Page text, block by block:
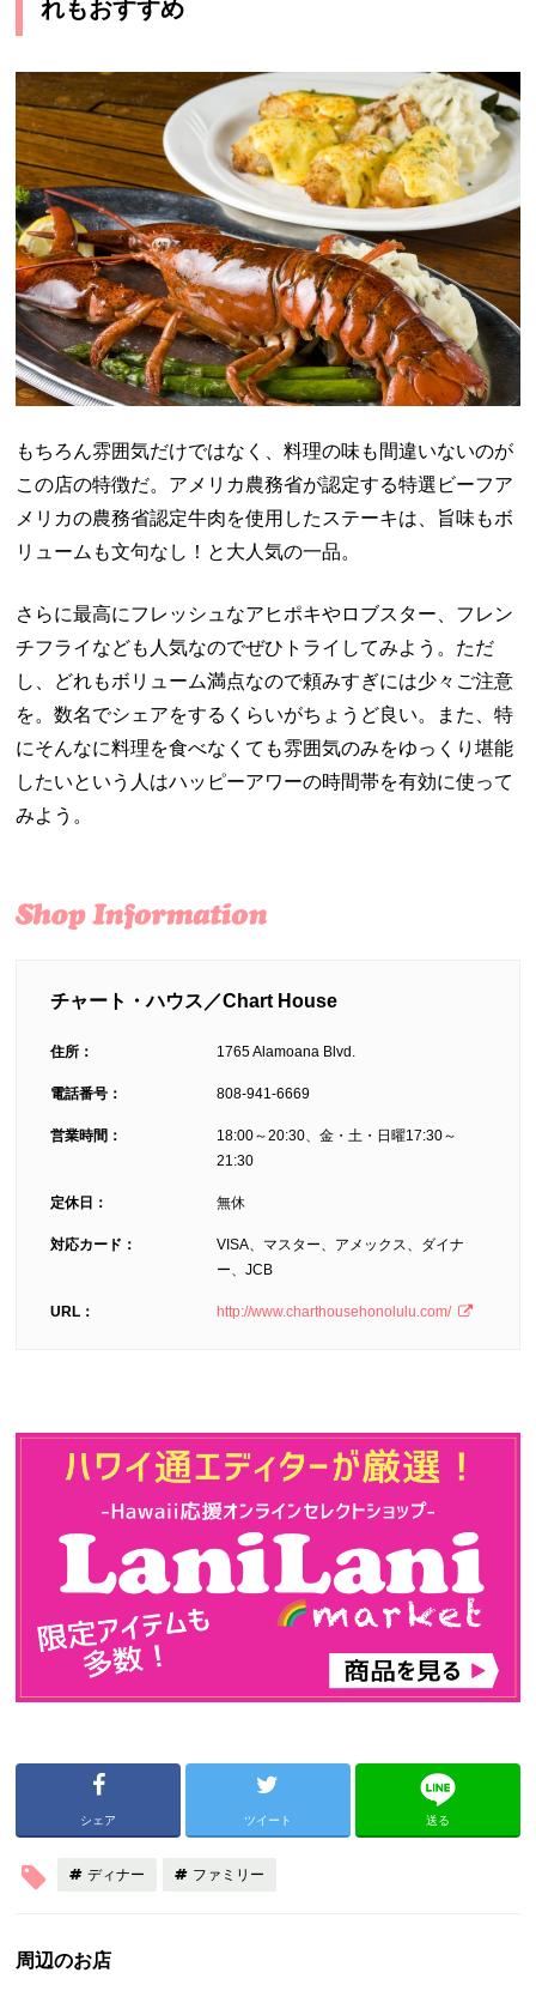
れもおすすめ
もちろん雰囲気だけではなく、料理の味も間違いないのが
この店の特徴だ。アメリカ農務省が認定する特選ビーフア
メリカの農務省認定牛肉を使用したステーキは、旨味もボ
リュームも文句なし！と大人気の一品。
さらに最高にフレッシュなアヒポキやロブスター、フレン
チフライなども人気なのでぜひトライしてみよう。ただ
し、どれもボリューム満点なので頼みすぎには少々ご注意
を。数名でシェアをするくらいがちょうど良い。また、特
にそんなに料理を食べなくても雰囲気のみをゆっくり堪能
したいという人はハッピーアワーの時間帯を有効に使って
みよう。
チャート・ハウス／Chart House
住所： 1765 Alamoana Blvd.
電話番号： 808-941-6669
営業時間：
18:00～20:30、金・土・日曜17:30～
21:30
定休日： 無休
対応カード：
VISA、マスター、アメックス、ダイナ
ー、JCB
URL： http://www.charthousehonolulu.com/
シェア ツイート 送る
ディナー ファミリー
周辺のお店